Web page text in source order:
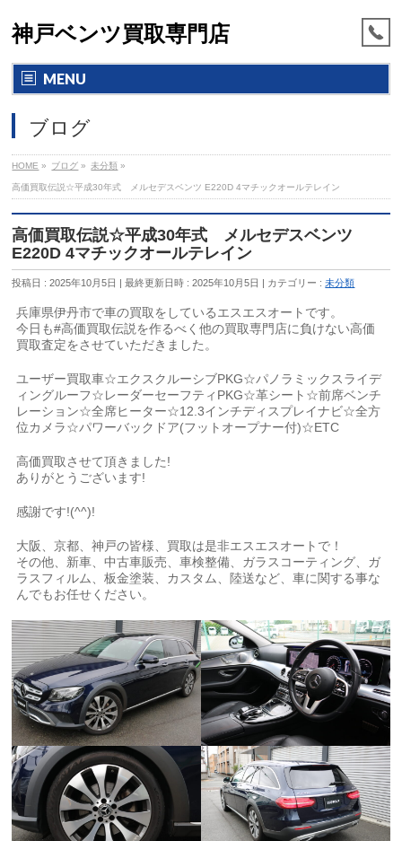
神戸ベンツ買取専門店
MENU
ブログ
HOME » ブログ » 未分類 »
高価買取伝説☆平成30年式 メルセデスベンツ E220D 4マチックオールテレイン
高価買取伝説☆平成30年式 メルセデスベンツ
E220D 4マチックオールテレイン
投稿日 : 2025年10月5日 最終更新日時 : 2025年10月5日 カテゴリー :未分類
兵庫県伊丹市で車の買取をしているエスエスオートです。
今日も#高価買取伝説を作るべく他の買取専門店に負けない高価
買取査定をさせていただきました。
ユーザー買取車☆エクスクルーシブPKG☆パノラミックスライデ
ィングルーフ☆レーダーセーフティPKG☆革シート☆前席ベンチ
レーション☆全席ヒーター☆12.3インチディスプレイナビ☆全方
位カメラ☆パワーバックドア(フットオープナー付)☆ETC
高価買取させて頂きました!
ありがとうございます!
感謝です!(^^)!
大阪、京都、神戸の皆様、買取は是非エスエスオートで！
その他、新車、中古車販売、車検整備、ガラスコーティング、ガ
ラスフィルム、板金塗装、カスタム、陸送など、車に関する事な
んでもお任せください。